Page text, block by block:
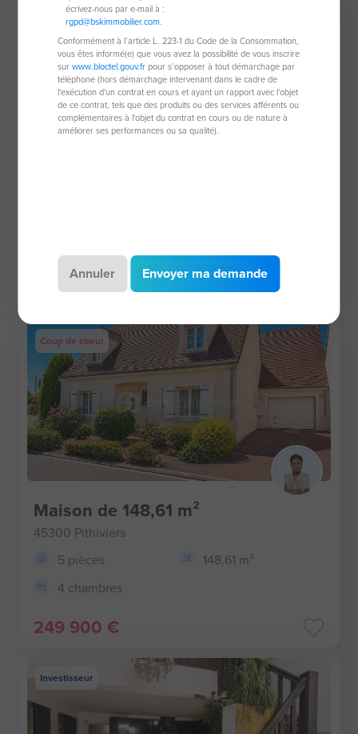
Nouveauté
3 chambres
175 000 €
Coup de coeur
Maison de 148,61 m²
45300 Pithiviers
5 pièces
148,61 m²
4 chambres
249 900 €
Investisseur
écrivez-nous par e-mail à :
rgpd@bskimmobilier.com.
Conformément à l’article L. 223-1 du Code de la Consommation,
vous êtes informé(e) que vous avez la possibilité de vous inscrire
surwww.bloctel.gouv.frpour s’opposer à tout démarchage par
téléphone (hors démarchage intervenant dans le cadre de
l'exécution d'un contrat en cours et ayant un rapport avec l'objet
de ce contrat, tels que des produits ou des services afférents ou
complémentaires à l'objet du contrat en cours ou de nature à
améliorer ses performances ou sa qualité).
Annuler Envoyer ma demande